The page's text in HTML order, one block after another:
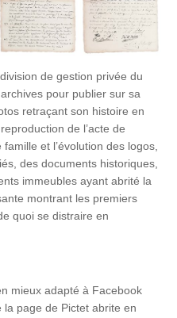
de gestion privée du
pour publier sur sa
retraçant son histoire en
de l’acte de
et l’évolution des logos,
des documents historiques,
immeubles ayant abrité la
montrant les premiers
quoi se distraire en
mieux adapté à Facebook
page de Pictet abrite en